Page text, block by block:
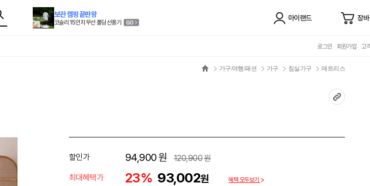
보관 캠핑 끝판왕
코슬리 15인치 무선 폴딩 선풍기
마이랜드 장
로그인 회원가입 고
가구/여행/패션 가구 침실가구 매트리스
할인가 94,900원 120,900원
최대혜택가
23% 93,002원 혜택 모두보기